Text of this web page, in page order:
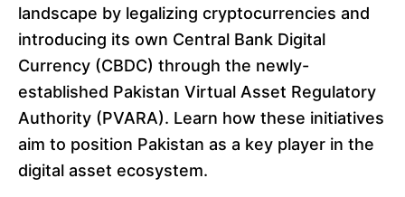
landscape by legalizing cryptocurrencies and
introducing its own Central Bank Digital
Currency (CBDC) through the newly-
established Pakistan Virtual Asset Regulatory
Authority (PVARA). Learn how these initiatives
aim to position Pakistan as a key player in the
digital asset ecosystem.